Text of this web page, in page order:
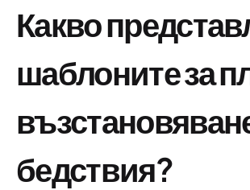
Какво
шаблоните за
бедствия?